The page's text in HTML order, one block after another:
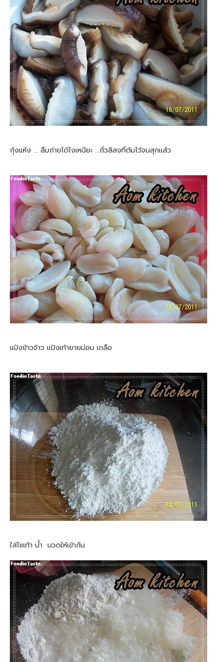
กุ้งแห้ง ... ลืมถ่ายได้ไงเหนียะ ...ถั่วลิสงที่ต้มไว้จนสุกแล้ว
แป้งข้าวจ้าว แป้งเท้ายายม่อม เกลือ
ใส่ไชเท้า น้ำ นวดให้เข้ากัน